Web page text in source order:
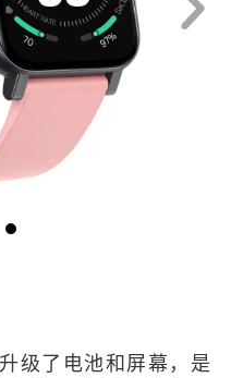
级了电池和屏幕，是